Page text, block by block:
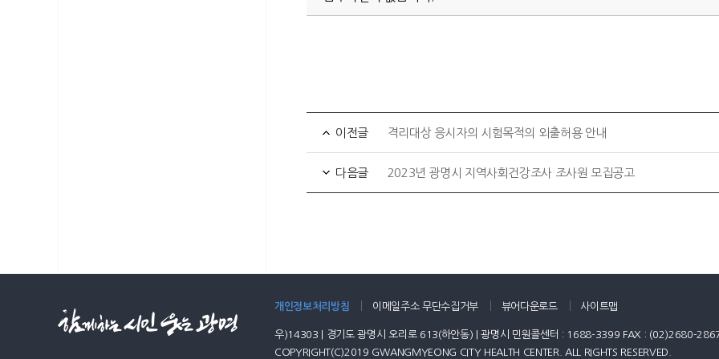
이전글 격리대상 응시자의 시험목적의 외출허용 안내
다음글 2023년 광명시 지역사회건강조사 조사원 모집공고
개인정보처리방침 이메일주소 무단수집거부 뷰어다운로드 사이트맵
우)14303 | 경기도 광명시 오리로 613(하안동) | 광명시 민원콜센터 : 1688-3399 FAX : (02)2680-
COPYRIGHT(C)2019 GWANGMYEONG CITY HEALTH CENTER. ALL RIGHTS RESERVED.